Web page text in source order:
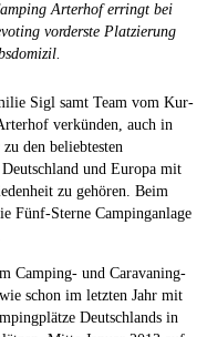
Arterhof erringt bei
vorderste Platzierung
Sigl samt Team vom Kur-
verkünden, auch in
den beliebtesten
und Europa mit
zu gehören. Beim
Fünf-Sterne Campinganlage
Camping- und Caravaning-
schon im letzten Jahr mit
Deutschlands in